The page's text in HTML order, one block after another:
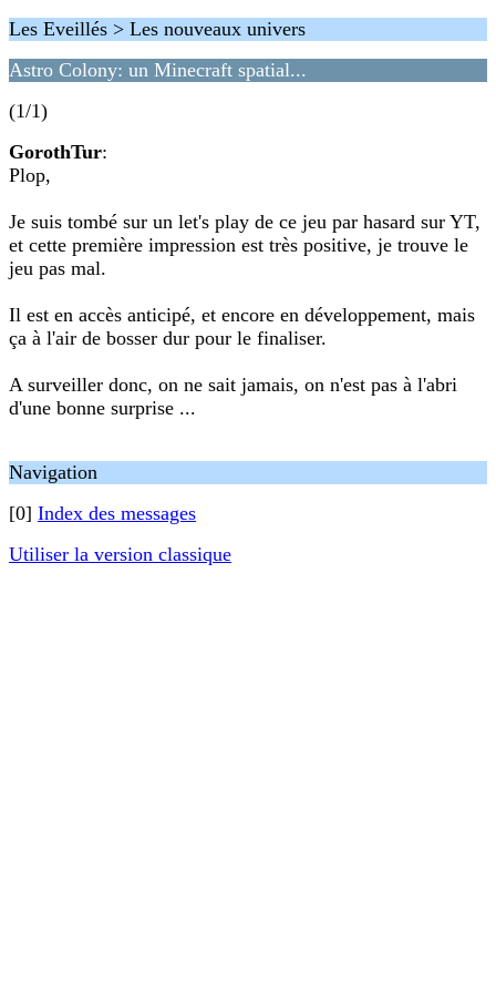
Les Eveillés > Les nouveaux univers
Astro Colony: un Minecraft spatial...
(1/1)
GorothTur:
Plop,
Je suis tombé sur un let's play de ce jeu par hasard sur YT,
et cette première impression est très positive, je trouve le
jeu pas mal.
Il est en accès anticipé, et encore en développement, mais
ça à l'air de bosser dur pour le finaliser.
A surveiller donc, on ne sait jamais, on n'est pas à l'abri
d'une bonne surprise ...
Navigation
[0] Index des messages
Utiliser la version classique